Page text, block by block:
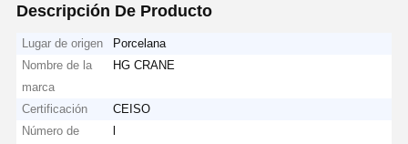
Descripción De Producto
Lugar de origen
Porcelana
Nombre de la
marca
HG CRANE
Certificación
CEISO
Número de